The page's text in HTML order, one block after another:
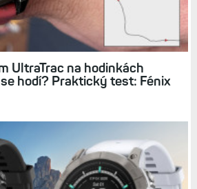
UltraTrac na hodinkách
hodí? Praktický test: Fénix